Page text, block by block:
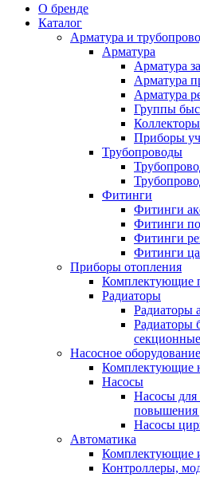
О бренде
Каталог
Арматура и
Арматура
Арматура
Арматура
Арматура
Группы
Приборы
Трубопроводы
Фитинги
Фитинги
Фитинги
Фитинги
Фитинги
Приборы отопления
Комплектующие
Радиаторы
Радиаторы
Радиаторы
секционные
Насосное оборудование
Комплектующие
Насосы
Насосы для
повышения
Насосы
Автоматика
Комплектующие
Контроллеры,